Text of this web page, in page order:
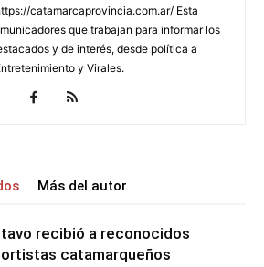
catamarcaprovincia.com.ar/ Esta
que trabajan para informar los
y de interés, desde política a
y Virales.
Más del autor
recibió a reconocidos
catamarqueños